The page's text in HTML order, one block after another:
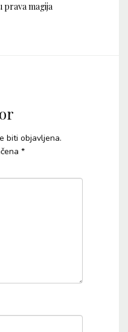
prava magija
biti objavljena.
*